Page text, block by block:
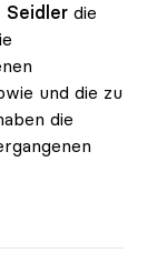
Seidler die
und die zu
die
hat sich